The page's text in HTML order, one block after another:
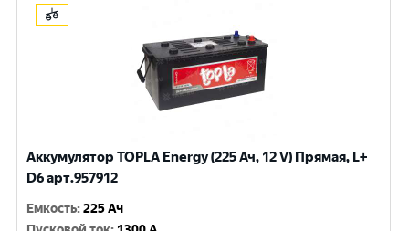
Аккумулятор TOPLA Energy (225 Ач, 12 V) Прямая, L+
D6 арт.957912
Емкость:225 Ач